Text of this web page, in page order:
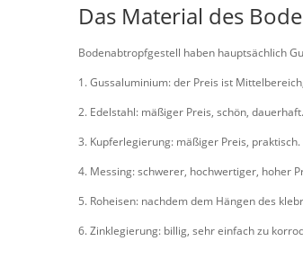
Das Material des
Bodenabtropfgestell haben hauptsächlich
1. Gussaluminium: der Preis ist
2. Edelstahl: mäßiger Preis, schön, dauerhaft.
3. Kupferlegierung: mäßiger Preis, praktisch.
4. Messing: schwerer, hochwertiger, hoher
5. Roheisen: nachdem dem Hängen des
6. Zinklegierung: billig, sehr einfach zu